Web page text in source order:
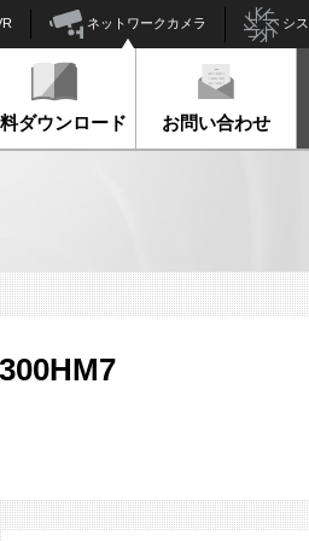
ネットワークカメラ シ
ダウンロード お問い合わせ